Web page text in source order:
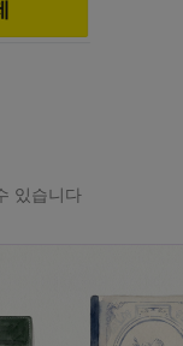
있습니다